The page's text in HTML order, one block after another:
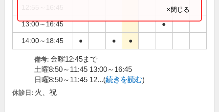
●
13:00～16:45 ●
14:00～18:45 ● ● ●
×閉じる
備考: 金曜12:45まで
土曜8:50～11:45 13:00～16:45
日曜8:50～11:45 12...(続きを読む)
休診日: 火、祝